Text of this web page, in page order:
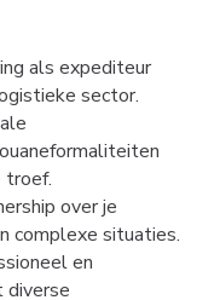
als expediteur
sector.
troef.
over je
complexe situaties.
en
diverse